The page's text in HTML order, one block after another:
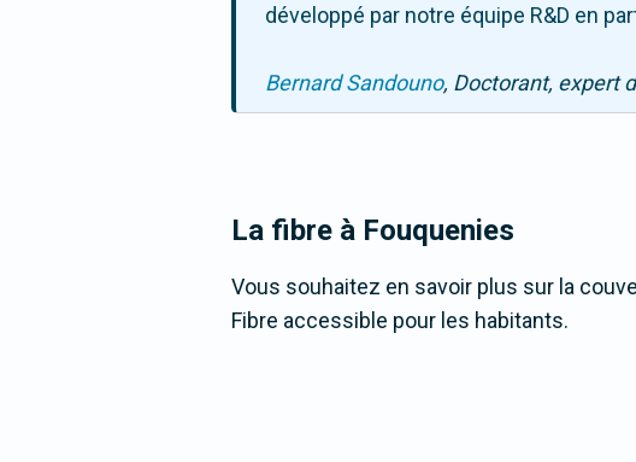
développé par notre équipe R&D en
Bernard Sandouno, Doctorant, expert
La fibre à Fouquenies
Vous souhaitez en savoir plus sur la
Fibre accessible pour les habitants.